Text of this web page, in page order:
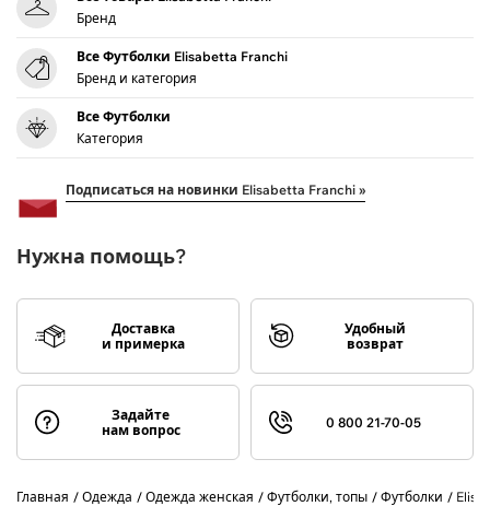
Бренд
Все Футболки Elisabetta Franchi
Бренд и категория
Все Футболки
Категория
Подписаться на новинки Elisabetta Franchi »
Нужна помощь?
Доставка
и примерка
Удобный
возврат
Задайте
нам вопрос
0 800 21-70-05
Главная Одежда Одежда женская Футболки, топы Футболки